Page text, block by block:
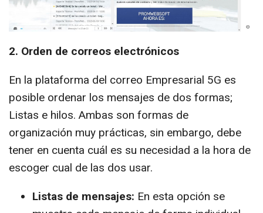
2. Orden de correos electrónicos
En la plataforma del correo Empresarial 5G es
posible ordenar los mensajes de dos formas;
Listas e hilos. Ambas son formas de
organización muy prácticas, sin embargo, debe
tener en cuenta cuál es su necesidad a la hora de
escoger cual de las dos usar.
Listas de mensajes: En esta opción se